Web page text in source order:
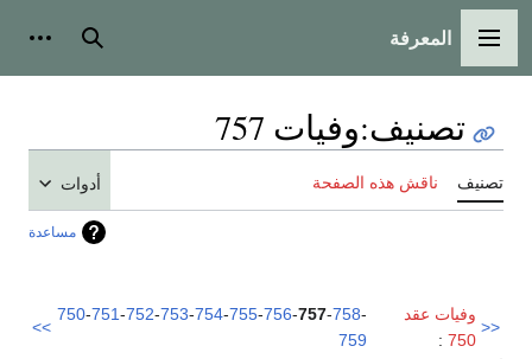
القائمة الرئيسية
المعرفة بحث
تصنيف:وفيات 757
تصنيف ناقش هذه الصفحة أدوات
مساعدة
<<
وفيات عقد
750
:
750-751-752-753-754-755-756-757-758-
759
>>